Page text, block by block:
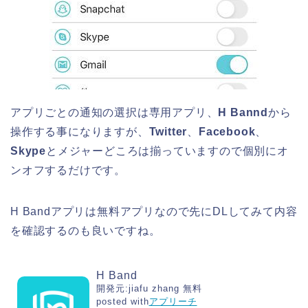
アプリごとの通知の選択は専用アプリ、 H Banndから
操作する事になりますが、 Twitter Facebook
Skypeとメジャーどころは揃っていますので個別にオ
ンオフするだけです。
H Bandアプリは無料アプリなので先にDLしてみて内容
を確認するのも良いですね。
H Band
開発元:jiafu zhang 無料
posted withアプリーチ